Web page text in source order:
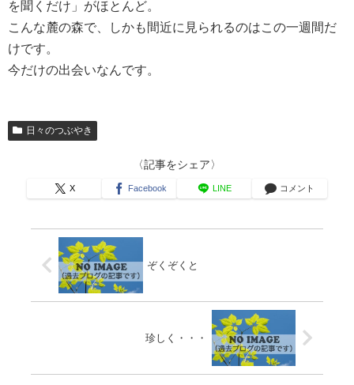
を聞くだけ」がほとんど。
こんな麓の森で、しかも間近に見られるのはこの一週間だ
けです。
今だけの出会いなんです。
日々のつぶやき
〈記事をシェア〉
X Facebook LINE コメント
ぞくぞくと
珍しく・・・